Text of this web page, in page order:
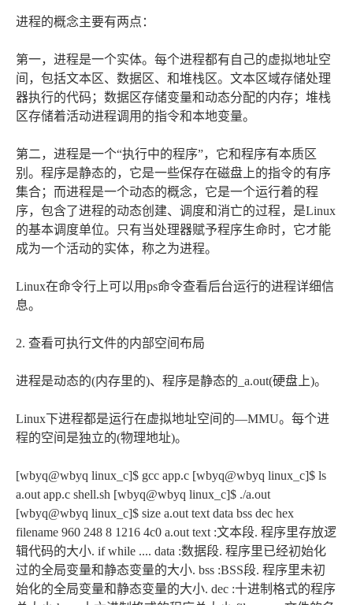
进程的概念主要有两点：
第一，进程是一个实体。每个进程都有自己的虚拟地址空
间，包括文本区、数据区、和堆栈区。文本区域存储处理
器执行的代码；数据区存储变量和动态分配的内存；堆栈
区存储着活动进程调用的指令和本地变量。
第二，进程是一个“执行中的程序”，它和程序有本质区
别。程序是静态的，它是一些保存在磁盘上的指令的有序
集合；而进程是一个动态的概念，它是一个运行着的程
序，包含了进程的动态创建、调度和消亡的过程，是Linux
的基本调度单位。只有当处理器赋予程序生命时，它才能
成为一个活动的实体，称之为进程。
Linux在命令行上可以用ps命令查看后台运行的进程详细信
息。
2. 查看可执行文件的内部空间布局
进程是动态的(内存里的)、程序是静态的_a.out(硬盘上)。
Linux下进程都是运行在虚拟地址空间的—MMU。每个进
程的空间是独立的(物理地址)。
[wbyq@wbyq linux_c]$ gcc app.c [wbyq@wbyq linux_c]$ ls
a.out app.c shell.sh [wbyq@wbyq linux_c]$ ./a.out
[wbyq@wbyq linux_c]$ size a.out text data bss dec hex
filename 960 248 8 1216 4c0 a.out text :文本段. 程序里存放逻
辑代码的大小. if while .... data :数据段. 程序里已经初始化
过的全局变量和静态变量的大小. bss :BSS段. 程序里未初
始化的全局变量和静态变量的大小. dec :十进制格式的程序